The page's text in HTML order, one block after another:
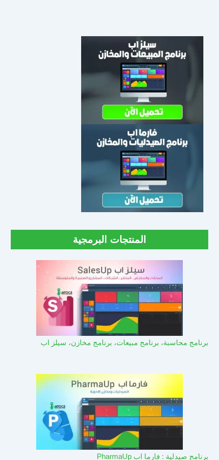
المنتجات البرمجية
برنامج محاسبة، برنامج مبيعات، برنامج مخازن، سيلز اب
برنامج صيدلية : فارما اب PharmaUp​